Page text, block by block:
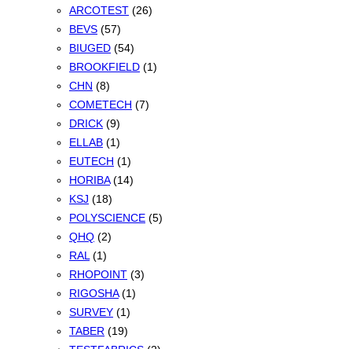
ARCOTEST (26)
BEVS (57)
BIUGED (54)
BROOKFIELD (1)
CHN (8)
COMETECH (7)
DRICK (9)
ELLAB (1)
EUTECH (1)
HORIBA (14)
KSJ (18)
POLYSCIENCE (5)
QHQ (2)
RAL (1)
RHOPOINT (3)
RIGOSHA (1)
SURVEY (1)
TABER (19)